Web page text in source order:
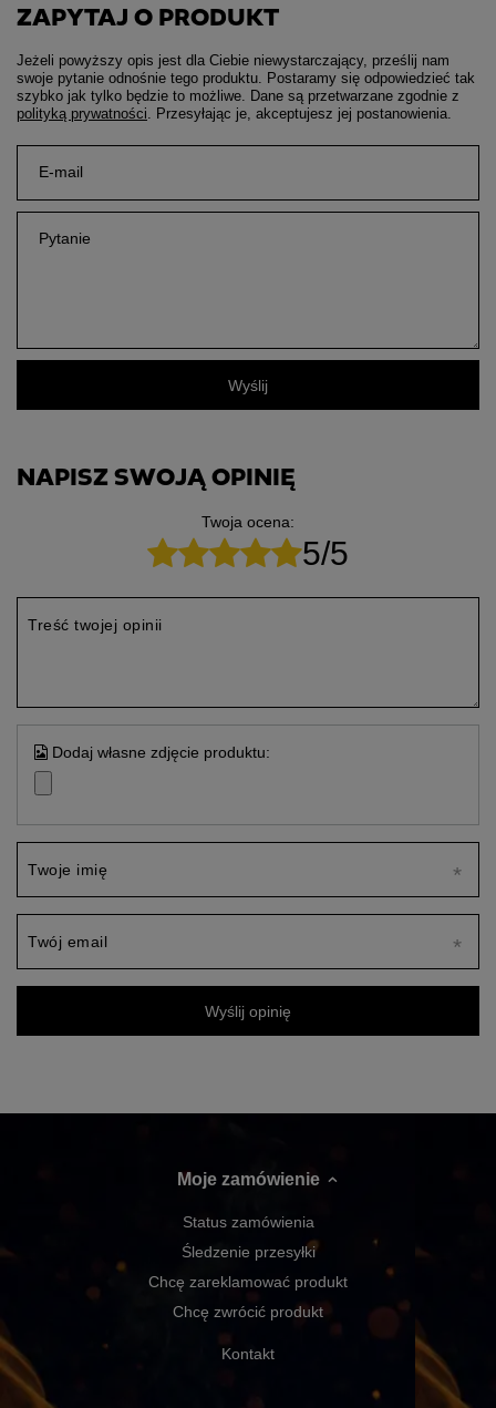
ZAPYTAJ O PRODUKT
Jeżeli powyższy opis jest dla Ciebie niewystarczający, prześlij nam
swoje pytanie odnośnie tego produktu. Postaramy się odpowiedzieć tak
szybko jak tylko będzie to możliwe. Dane są przetwarzane zgodnie z
polityką prywatności. Przesyłając je, akceptujesz jej postanowienia.
E-mail
Pytanie
Wyślij
NAPISZ SWOJĄ OPINIĘ
Twoja ocena:
5/5
Treść twojej opinii
Dodaj własne zdjęcie produktu:
Twoje imię
Twój email
Wyślij opinię
Moje zamówienie
Status zamówienia
Śledzenie przesyłki
Chcę zareklamować produkt
Chcę zwrócić produkt
Kontakt